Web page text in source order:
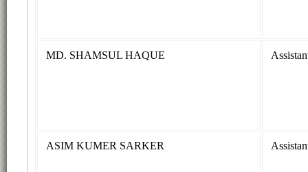
MD. SHAMSUL HAQUE
ASIM KUMER SARKER